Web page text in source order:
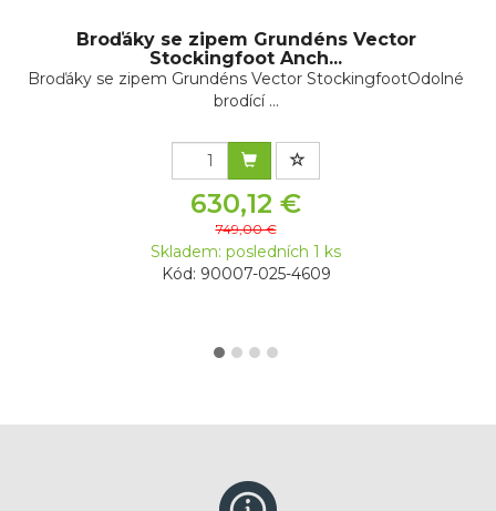
Broďáky se zipem Grundéns Vector
Stockingfoot Anch...
Broďáky se zipem Grundéns Vector StockingfootOdolné
brodící ...
630,12 €
749,00 €
Skladem: posledních 1 ks
Kód: 90007-025-4609